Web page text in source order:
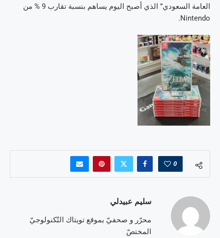
العامة السعودي” الذي أصبح اليوم يساهم بنسبة تقارب 9 % من
Nintendo.
0
سليم عبيدلي
محرّر و صحفيّ بموقع تويتاك التّكنولوجيّ
المختصّ